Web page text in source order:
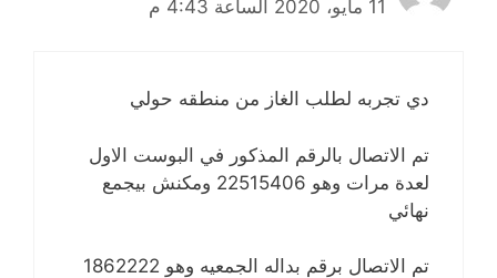
11 مايو، 2020 الساعة 4:43 م
دي تجربه لطلب الغاز من منطقه حولي
تم الاتصال بالرقم المذكور في البوست الاول
لعدة مرات وهو 22515406 ومكنش بيجمع
نهائي
تم الاتصال برقم بداله الجمعيه وهو 1862222